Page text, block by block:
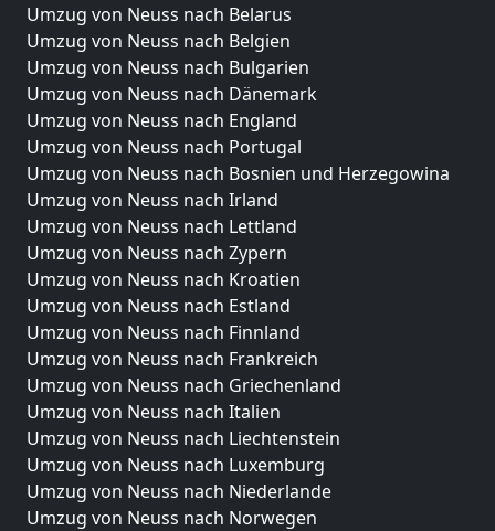
Umzug von Neuss nach Belarus
Umzug von Neuss nach Belgien
Umzug von Neuss nach Bulgarien
Umzug von Neuss nach Dänemark
Umzug von Neuss nach England
Umzug von Neuss nach Portugal
Umzug von Neuss nach Bosnien und Herzegowina
Umzug von Neuss nach Irland
Umzug von Neuss nach Lettland
Umzug von Neuss nach Zypern
Umzug von Neuss nach Kroatien
Umzug von Neuss nach Estland
Umzug von Neuss nach Finnland
Umzug von Neuss nach Frankreich
Umzug von Neuss nach Griechenland
Umzug von Neuss nach Italien
Umzug von Neuss nach Liechtenstein
Umzug von Neuss nach Luxemburg
Umzug von Neuss nach Niederlande
Umzug von Neuss nach Norwegen